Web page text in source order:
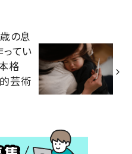
の息
てい
格
的芸術